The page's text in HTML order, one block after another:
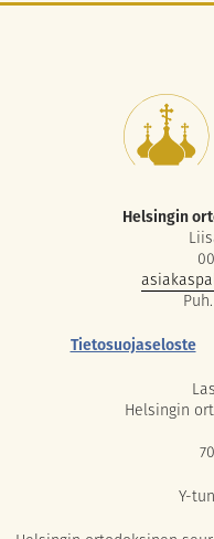
Helsingin
Tietosuojaseloste
Helsingin
Y-